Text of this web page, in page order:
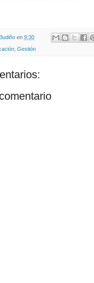
en 9:30
Gestión